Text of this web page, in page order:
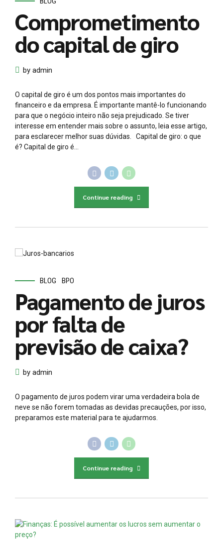
Comprometimento
do capital de giro
by admin
O capital de giro é um dos pontos mais importantes do
financeiro e da empresa. É importante mantê-lo funcionando
para que o negócio inteiro não seja prejudicado. Se tiver
interesse em entender mais sobre o assunto, leia esse artigo,
para esclarecer melhor suas dúvidas. Capital de giro: o que
é? Capital de giro é...
Continue reading
BLOG BPO
Pagamento de juros
por falta de
previsão de caixa?
by admin
O pagamento de juros podem virar uma verdadeira bola de
neve se não forem tomadas as devidas precauções, por isso,
preparamos este material para te ajudarmos.
Continue reading